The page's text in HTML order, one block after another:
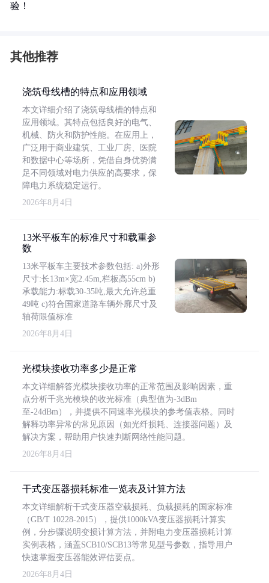
验！
其他推荐
浇筑母线槽的特点和应用领域
本文详细介绍了浇筑母线槽的特点和
应用领域。其特点包括良好的电气、
机械、防火和防护性能。在应用上，
广泛用于商业建筑、工业厂房、医院
和数据中心等场所，凭借自身优势满
足不同领域对电力供应的高要求，保
障电力系统稳定运行。
2026年8月4日
13米平板车的标准尺寸和载重参
数
13米平板车主要技术参数包括: a)外形
尺寸:长13m×宽2.45m,栏板高55cm b)
承载能力:标载30-35吨,最大允许总重
49吨 c)符合国家道路车辆外廓尺寸及
轴荷限值标准
2026年8月4日
光模块接收功率多少是正常
本文详细解答光模块接收功率的正常范围及影响因素，重
点分析千兆光模块的收光标准（典型值为-3dBm
至-24dBm），并提供不同速率光模块的参考值表格。同时
解释功率异常的常见原因（如光纤损耗、连接器问题）及
解决方案，帮助用户快速判断网络性能问题。
2026年8月4日
干式变压器损耗标准一览表及计算方法
本文详细解析干式变压器空载损耗、负载损耗的国家标准
（GB/T 10228-2015），提供1000kVA变压器损耗计算实
例，分步骤说明变损计算方法，并附电力变压器损耗计算
实例表格，涵盖SCB10/SCB13等常见型号参数，指导用户
快速掌握变压器能效评估要点。
2026年8月4日